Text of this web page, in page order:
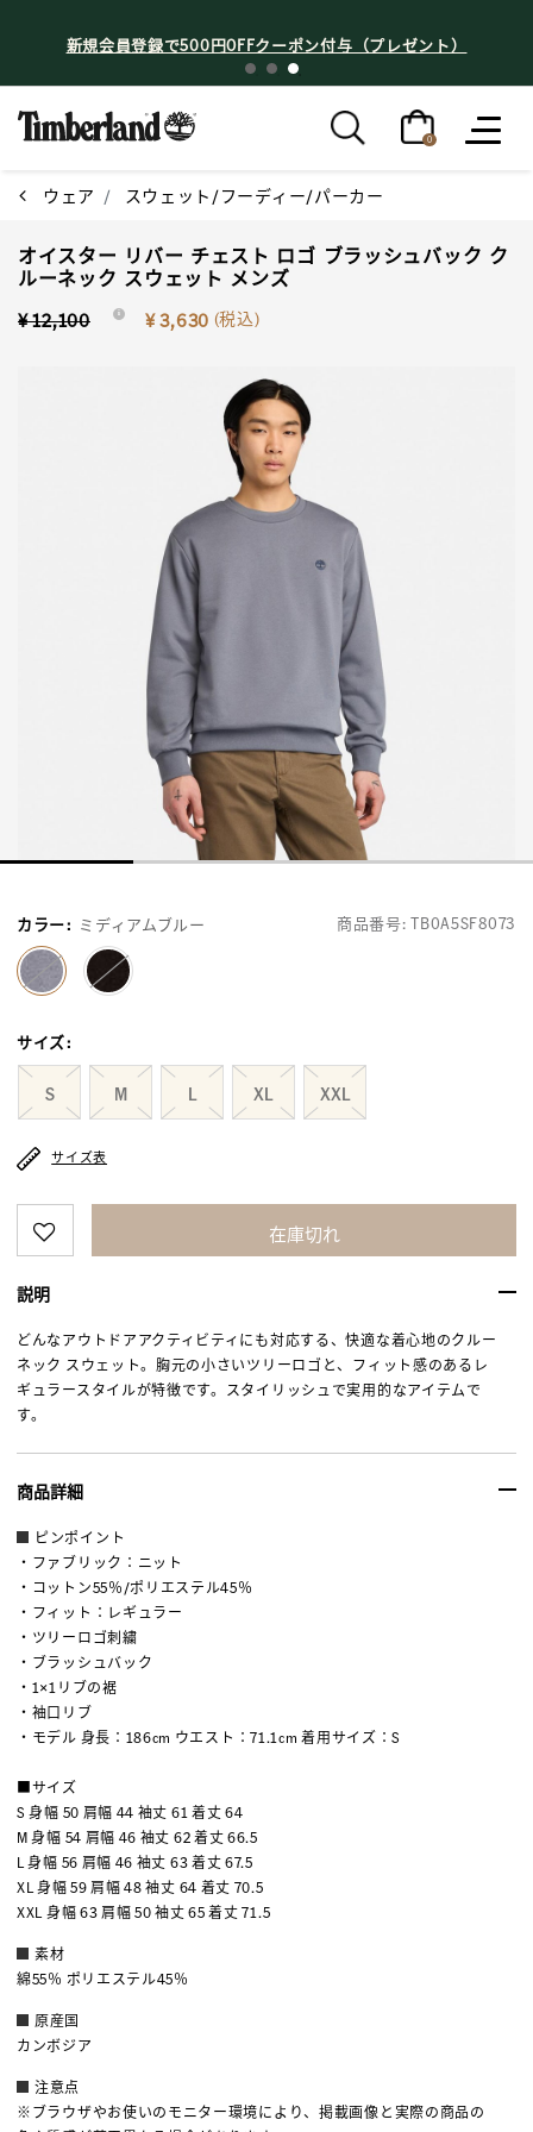
新規会員登録で500円OFFクーポン付与（プレゼント）
0
ウェア スウェット/フーディー/パーカー
オイスター リバー チェスト ロゴ ブラッシュバック ク
ルーネック スウェット メンズ
Price reduced from
¥ 12,100to i ¥ 3,630 (税込)
商品番号:TB0A5SF8073
カラー: ミディアムブルー
サイズ:
S M L XL XXL
サイズ表
在庫切れ
説明
どんなアウトドアアクティビティにも対応する、快適な着心地のクルー
ネック スウェット。胸元の小さいツリーロゴと、フィット感のあるレ
ギュラースタイルが特徴です。スタイリッシュで実用的なアイテムで
す。
商品詳細
ピンポイント
・ファブリック：ニット
・コットン55％/ポリエステル45％
・フィット：レギュラー
・ツリーロゴ刺繍
・ブラッシュバック
・1×1リブの裾
・袖口リブ
・モデル 身長：186cm ウエスト：71.1cm 着用サイズ：S
■サイズ
S 身幅 50 肩幅 44 袖丈 61 着丈 64
M 身幅 54 肩幅 46 袖丈 62 着丈 66.5
L 身幅 56 肩幅 46 袖丈 63 着丈 67.5
XL 身幅 59 肩幅 48 袖丈 64 着丈 70.5
XXL 身幅 63 肩幅 50 袖丈 65 着丈 71.5
素材
綿55％ ポリエステル45％
原産国
カンボジア
注意点
※ブラウザやお使いのモニター環境により、掲載画像と実際の商品の